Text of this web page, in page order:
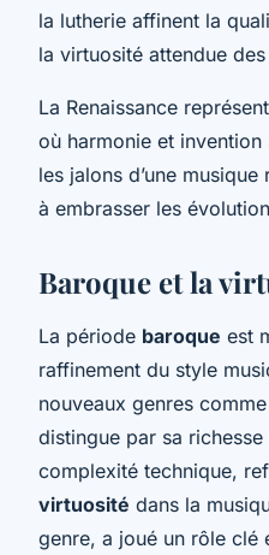
la lutherie affinent la
la virtuosité attendue
La Renaissance
où harmonie et invention
les jalons d’une
à embrasser les
Baroque et la
La période baroque est
raffinement du style
nouveaux genres comme
distingue par sa
complexité technique,
virtuosité dans la
genre, a joué un rôle clé